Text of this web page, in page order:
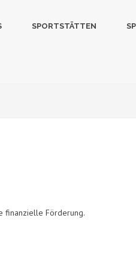
SPORTSTÄTTEN
finanzielle Förderung.